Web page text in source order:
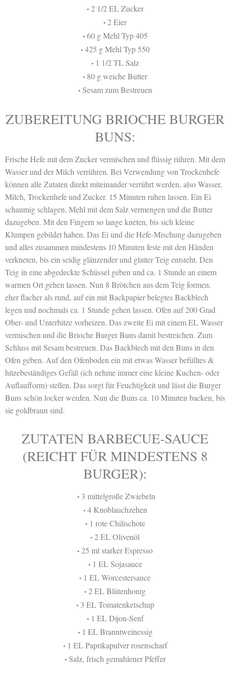
•2 1/2 EL Zucker
• 2 Eier
•60 g Mehl Typ 405
•425 g Mehl Typ 550
•1 1/2 TL Salz
• 80 g weiche Butter
•Sesam zum Bestreuen
ZUBEREITUNG BRIOCHE BURGER
BUNS:
Frische Hefe mit dem Zucker vermischen und flüssig rühren. Mit dem
Wasser und der Milch verrühren. Bei Verwendung von Trockenhefe
können alle Zutaten direkt miteinander verrührt werden, also Wasser,
Milch, Trockenhefe und Zucker. 15 Minuten ruhen lassen. Ein Ei
schaumig schlagen. Mehl mit dem Salz vermengen und die Butter
dazugeben. Mit den Fingern so lange kneten, bis sich kleine
Klumpen gebildet haben. Das Ei und die Hefe-Mischung dazugeben
und alles zusammen mindestens 10 Minuten feste mit den Händen
verkneten, bis ein seidig glänzender und glatter Teig entsteht. Den
Teig in eine abgedeckte Schüssel geben und ca. 1 Stunde an einem
warmen Ort gehen lassen. Nun 8 Brötchen aus dem Teig formen,
eher flacher als rund, auf ein mit Backpapier belegtes Backblech
legen und nochmals ca. 1 Stunde gehen lassen. Ofen auf 200 Grad
Ober- und Unterhitze vorheizen. Das zweite Ei mit einem EL Wasser
vermischen und die Brioche Burger Buns damit bestreichen. Zum
Schluss mit Sesam bestreuen. Das Backblech mit den Buns in den
Ofen geben. Auf den Ofenboden ein mit etwas Wasser befülltes &
hitzebeständiges Gefäß (ich nehme immer eine kleine Kuchen- oder
Auflaufform) stellen. Das sorgt für Feuchtigkeit und lässt die Burger
Buns schön locker werden. Nun die Buns ca. 10 Minuten backen, bis
sie goldbraun sind.
ZUTATEN BARBECUE-SAUCE
(REICHT FÜR MINDESTENS 8
BURGER):
• 3 mittelgroße Zwiebeln
•4 Knoblauchzehen
•1 rote Chilischote
• 2 EL Olivenöl
• 25 ml starker Espresso
•1 EL Sojasauce
• 1 EL Worcestersauce
• 2 EL Blütenhonig
•3 EL Tomatenketschup
•1 EL Dijon-Senf
•1 EL Branntweinessig
•1 EL Paprikapulver rosenscharf
•Salz, frisch gemahlener Pfeffer